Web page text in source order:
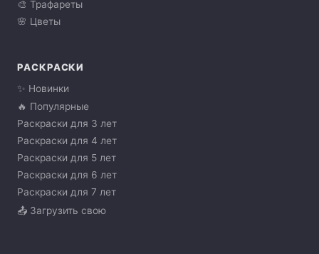
🎨 Трафареты
🌸 Цветы
РАСКРАСКИ
✨ Новинки
🔥 Популярные
Раскраски для 3 лет
Раскраски для 4 лет
Раскраски для 5 лет
Раскраски для 6 лет
Раскраски для 7 лет
📤 Загрузить свою